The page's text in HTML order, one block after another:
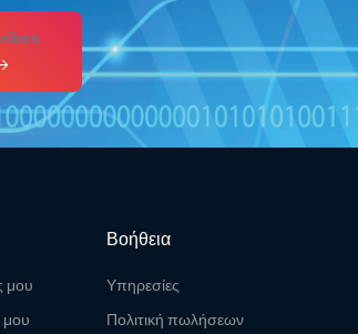
μου
μου
Βοήθεια
Υπηρεσίες
Πολιτική πωλήσεων